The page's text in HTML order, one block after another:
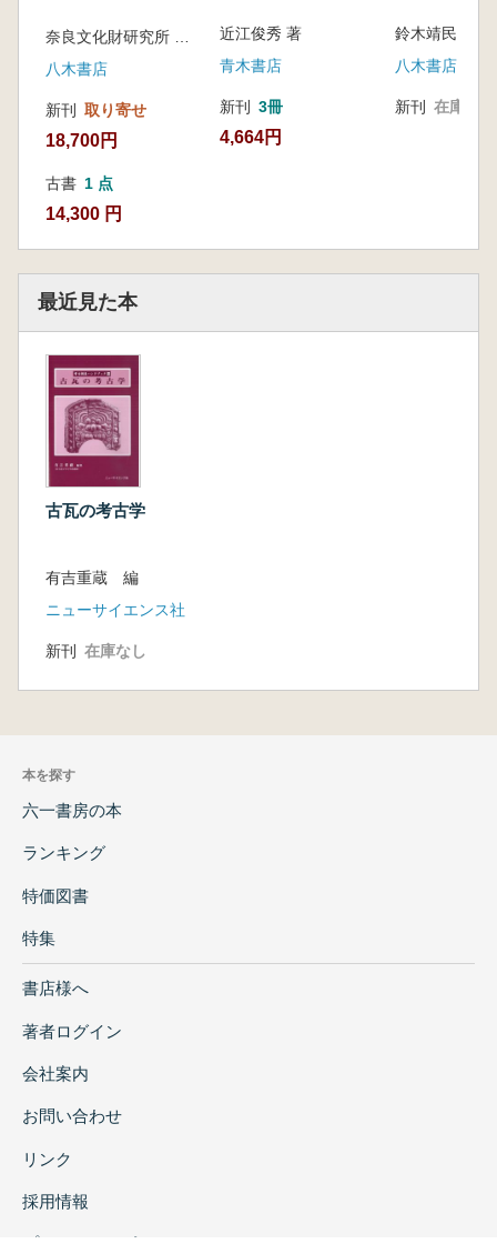
八木書店
新刊 取り寄せ
18,700円
古書 1 点
14,300 円
近江俊秀 著
青木書店
新刊 3冊
4,664円
八木書店
新刊 在庫なし
最近見た本
古瓦の考古学
有吉重蔵 編
ニューサイエンス社
新刊 在庫なし
本を探す
六一書房の本
ランキング
特価図書
特集
書店様へ
著者ログイン
会社案内
お問い合わせ
リンク
採用情報